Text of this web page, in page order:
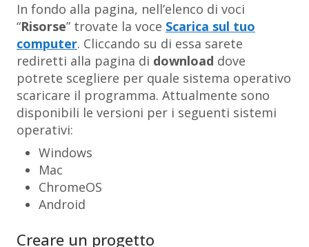
In fondo alla pagina, nell’elenco di voci
“Risorse” trovate la voce Scarica sul tuo
computer. Cliccando su di essa sarete
rediretti alla pagina di download dove
potrete scegliere per quale sistema operativo
scaricare il programma. Attualmente sono
disponibili le versioni per i seguenti sistemi
operativi:
Windows
Mac
ChromeOS
Android
Creare un progetto